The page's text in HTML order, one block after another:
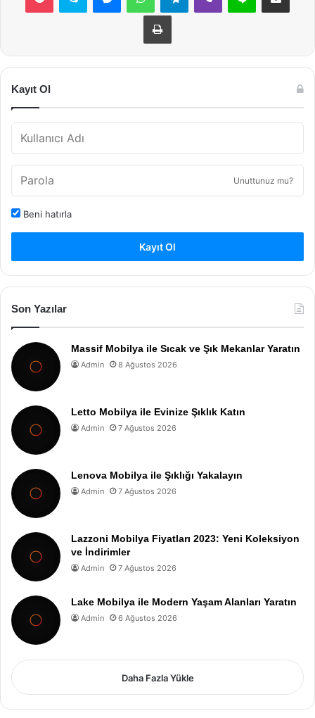
Yazdır
Kayıt Ol
Unuttunuz mu?
Beni hatırla
Kayıt Ol
Son Yazılar
Massif Mobilya ile Sıcak ve Şık Mekanlar Yaratın
Admin 8 Ağustos 2026
Letto Mobilya ile Evinize Şıklık Katın
Admin 7 Ağustos 2026
Lenova Mobilya ile Şıklığı Yakalayın
Admin 7 Ağustos 2026
Lazzoni Mobilya Fiyatları 2023: Yeni Koleksiyon
ve İndirimler
Admin 7 Ağustos 2026
Lake Mobilya ile Modern Yaşam Alanları Yaratın
Admin 6 Ağustos 2026
Daha Fazla Yükle